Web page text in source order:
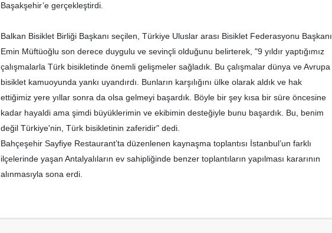
Başakşehir’e gerçekleştirdi.
Balkan Bisiklet Birliği Başkanı seçilen, Türkiye Uluslar arası Bisiklet Federasyonu Başkanı
Emin Müftüoğlu son derece duygulu ve sevinçli olduğunu belirterek, "9 yıldır yaptığımız
çalışmalarla Türk bisikletinde önemli gelişmeler sağladık. Bu çalışmalar dünya ve Avrupa
bisiklet kamuoyunda yankı uyandırdı. Bunların karşılığını ülke olarak aldık ve hak
ettiğimiz yere yıllar sonra da olsa gelmeyi başardık. Böyle bir şey kısa bir süre öncesine
kadar hayaldi ama şimdi büyüklerimin ve ekibimin desteğiyle bunu başardık. Bu, benim
değil Türkiye'nin, Türk bisikletinin zaferidir" dedi.
Bahçeşehir Sayfiye Restaurant’ta düzenlenen kaynaşma toplantısı İstanbul’un farklı
ilçelerinde yaşan Antalyalıların ev sahipliğinde benzer toplantıların yapılması kararının
alınmasıyla sona erdi.